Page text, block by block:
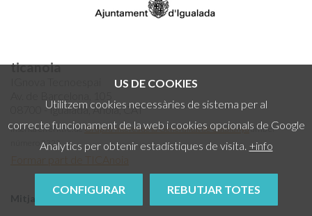
US DE COOKIES
Utilitzem cookies necessàries de sistema per al
correcte funcionament de la web i cookies opcionals de Google
Analytics per obtenir estadístiques de visita. +info
CONFIGURAR REBUTJAR TOTES
ticanoia
08700 - Igualada, Anoia, CAT
Inscrita en el Rtre. de Grups d'Interès de la Generalitat de Catalunyaamb el
número 2322